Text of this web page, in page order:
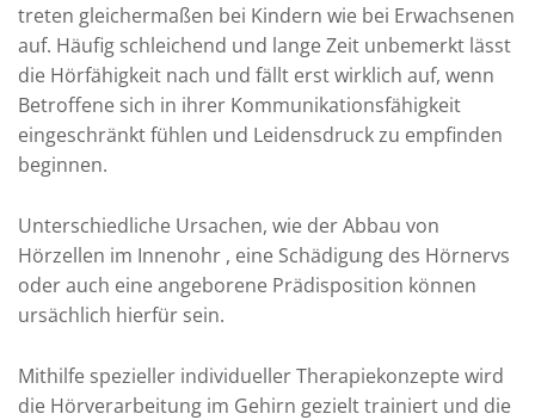
treten gleichermaßen bei Kindern wie bei Erwachsenen
auf. Häufig schleichend und lange Zeit unbemerkt lässt
die Hörfähigkeit nach und fällt erst wirklich auf, wenn
Betroffene sich in ihrer Kommunikationsfähigkeit
eingeschränkt fühlen und Leidensdruck zu empfinden
beginnen.
Unterschiedliche Ursachen, wie der Abbau von
Hörzellen im Innenohr , eine Schädigung des Hörnervs
oder auch eine angeborene Prädisposition können
ursächlich hierfür sein.
Mithilfe spezieller individueller Therapiekonzepte wird
die Hörverarbeitung im Gehirn gezielt trainiert und die